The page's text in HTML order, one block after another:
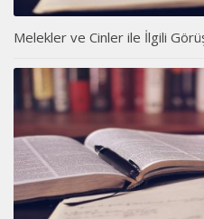
Melekler ve Cinler ile İlgili